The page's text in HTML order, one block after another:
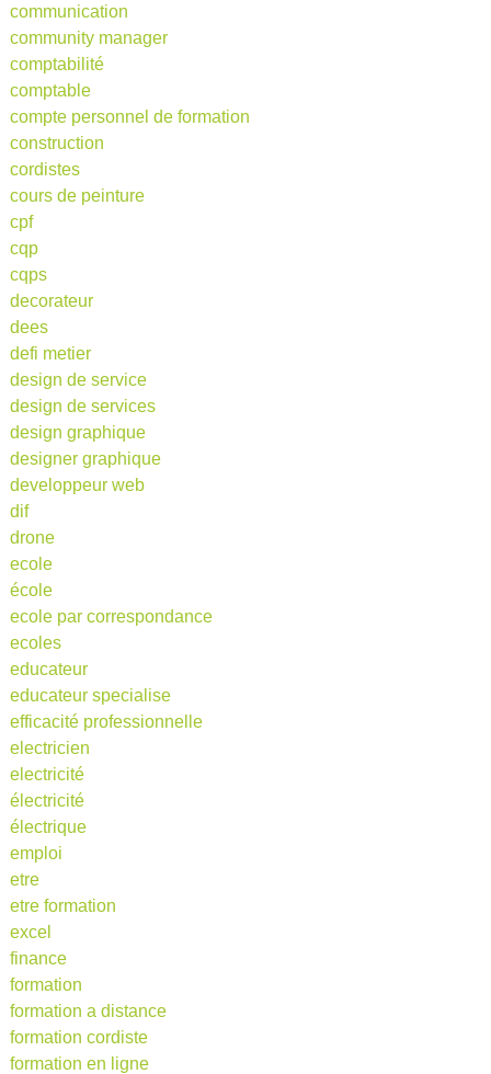
communication
community manager
comptabilité
comptable
compte personnel de formation
construction
cordistes
cours de peinture
cpf
cqp
cqps
decorateur
dees
defi metier
design de service
design de services
design graphique
designer graphique
developpeur web
dif
drone
ecole
école
ecole par correspondance
ecoles
educateur
educateur specialise
efficacité professionnelle
electricien
electricité
électricité
électrique
emploi
etre
etre formation
excel
finance
formation
formation a distance
formation cordiste
formation en ligne